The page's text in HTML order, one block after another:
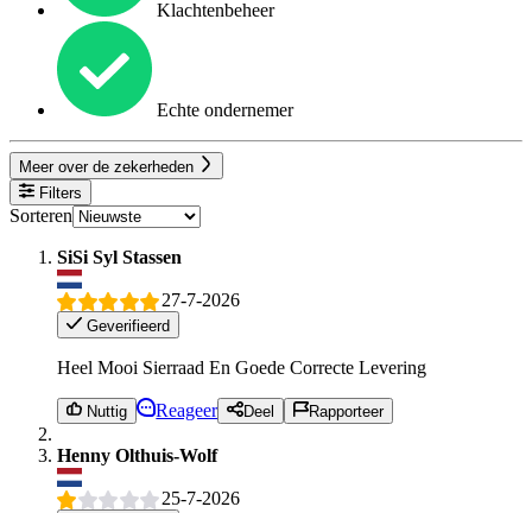
Klachtenbeheer
Echte ondernemer
Meer over de zekerheden
Filters
Sorteren
SiSi Syl Stassen
27-7-2026
Geverifieerd
Heel Mooi Sierraad En Goede Correcte Levering
Nuttig Reageer Deel Rapporteer
Henny Olthuis-Wolf
25-7-2026